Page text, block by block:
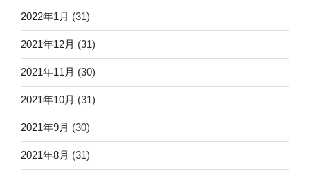
2022年1月 (31)
2021年12月 (31)
2021年11月 (30)
2021年10月 (31)
2021年9月 (30)
2021年8月 (31)